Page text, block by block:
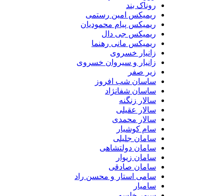
روناک بند
ریمیکس امین رستمی
ریمیکس پیام محمودیان
ریمیکس جی دال
ریمیکس مانی رهنما
زانیار خسروی
زانیار و سیروان خسروی
زیر صفر
ساسان شب افروز
ساسان شفانژاد
سالار زنگنه
سالار عقیلی
سالار محمدی
سام کوشیار
سامان جلیلی
سامان دولتشاهی
سامان زیوار
سامان صادقی
سامی استار و محسن راد
سامیار